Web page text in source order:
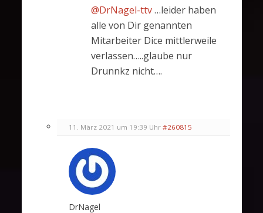
@DrNagel-ttv…leider haben
alle von Dir genannten
Mitarbeiter Dice mittlerweile
verlassen…..glaube nur
Drunnkz nicht….
11. März 2021 um 19:39 Uhr #260815
DrNagel